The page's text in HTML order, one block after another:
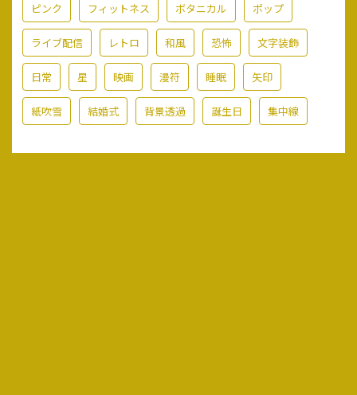
ピンク フィットネス ボタニカル ポップ
ライブ配信 レトロ 和風 恐怖 文字装飾
日常 星 映画 漫符 睡眠 矢印
紙吹雪 結婚式 背景透過 誕生日 集中線